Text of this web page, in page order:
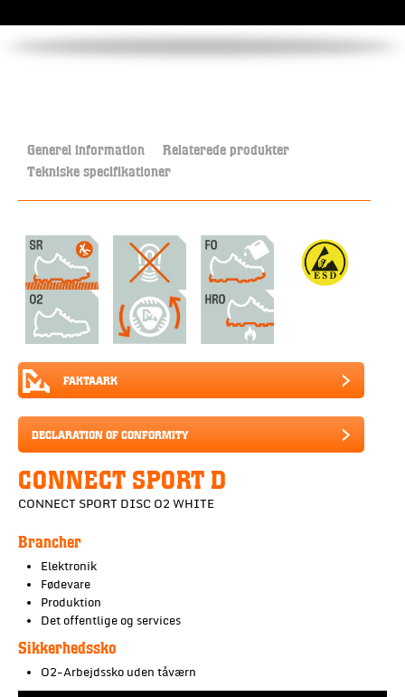
Generel information Relaterede produkter
Tekniske specifikationer
FAKTAARK
DECLARATION OF CONFORMITY
CONNECT SPORT D
CONNECT SPORT DISC O2 WHITE
Brancher
Elektronik
Fødevare
Produktion
Det offentlige og services
Sikkerhedssko
O2-Arbejdssko uden tåværn